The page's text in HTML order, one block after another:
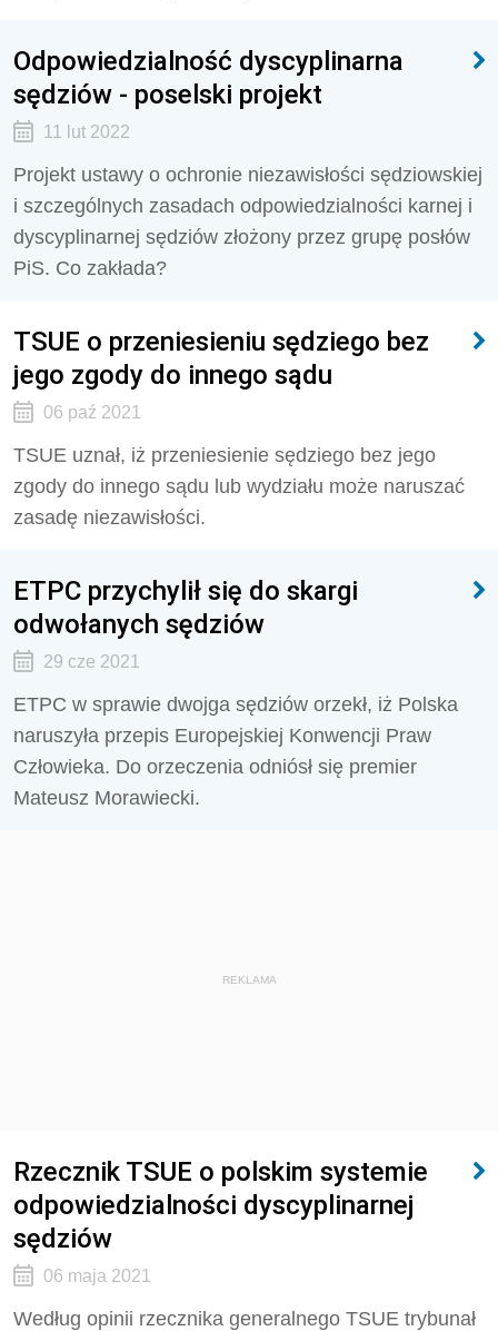
Odpowiedzialność dyscyplinarna
sędziów - poselski projekt
11 lut 2022
Projekt ustawy o ochronie niezawisłości sędziowskiej
i szczególnych zasadach odpowiedzialności karnej i
dyscyplinarnej sędziów złożony przez grupę posłów
PiS. Co zakłada?
TSUE o przeniesieniu sędziego bez
jego zgody do innego sądu
06 paź 2021
TSUE uznał, iż przeniesienie sędziego bez jego
zgody do innego sądu lub wydziału może naruszać
zasadę niezawisłości.
ETPC przychylił się do skargi
odwołanych sędziów
29 cze 2021
ETPC w sprawie dwojga sędziów orzekł, iż Polska
naruszyła przepis Europejskiej Konwencji Praw
Człowieka. Do orzeczenia odniósł się premier
Mateusz Morawiecki.
REKLAMA
Rzecznik TSUE o polskim systemie
odpowiedzialności dyscyplinarnej
sędziów
06 maja 2021
Według opinii rzecznika generalnego TSUE trybunał